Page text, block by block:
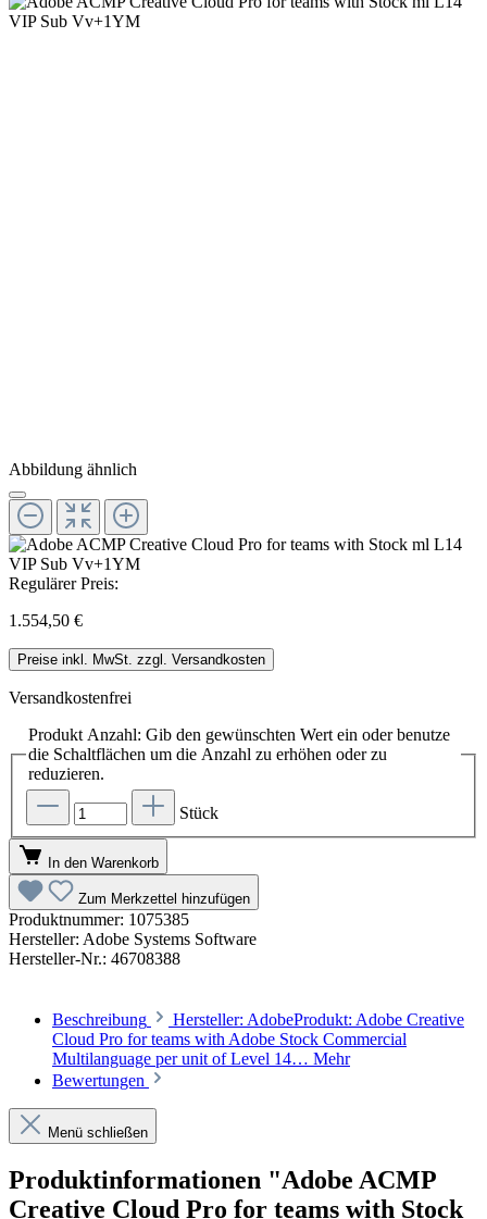
Abbildung ähnlich
Regulärer Preis:
1.554,50 €
Preise inkl. MwSt. zzgl. Versandkosten
Versandkostenfrei
Produkt Anzahl: Gib den gewünschten Wert ein oder benutze
die Schaltflächen um die Anzahl zu erhöhen oder zu
reduzieren.
Stück
In den Warenkorb
Zum Merkzettel hinzufügen
Produktnummer: 1075385
Hersteller: Adobe Systems Software
Hersteller-Nr.: 46708388
Beschreibung
Hersteller: AdobeProdukt: Adobe Creative
Cloud Pro for teams with Adobe Stock Commercial
Multilanguage per unit of Level 14… Mehr
Bewertungen
Menü schließen
Produktinformationen "Adobe ACMP
Creative Cloud Pro for teams with Stock